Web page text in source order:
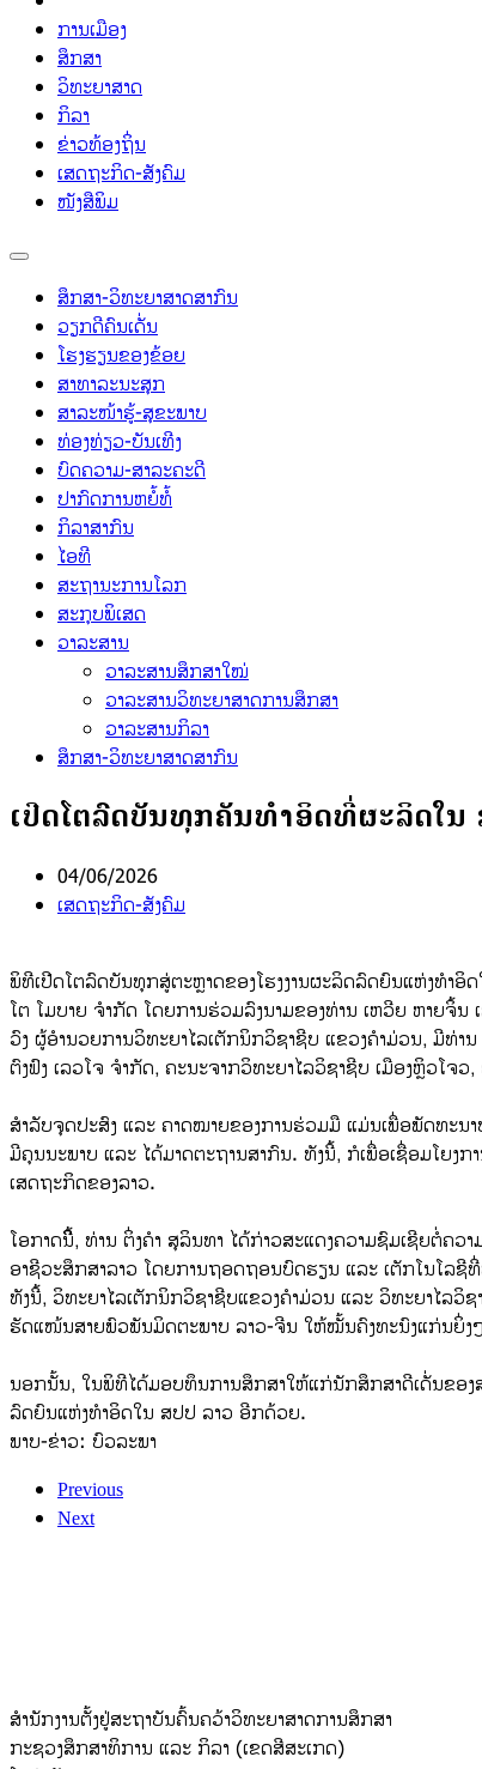
ການເມືອງ
ສຶກສາ
ວິທະຍາສາດ
ກິລາ
ຂ່າວທ້ອງຖິ່ນ
ເສດຖະກິດ-ສັງຄົມ
ໜັງສືພິມ
ສຶກສາ-ວິທະຍາສາດສາກົນ
ວຽກດີຄົນເດັ່ນ
ໂຮງຮຽນຂອງຂ້ອຍ
ສາທາລະນະສຸກ
ສາລະໜ້າຮູ້-ສຸຂະພາບ
ທ່ອງທ່ຽວ-ບັນເທີງ
ບົດຄວາມ-ສາລະຄະດີ
ປາກົດການຫຍໍ້ທໍ້
ກິລາສາກົນ
ໄອທີ
ສະຖານະການໂລກ
ສະກຸບພິເສດ
ວາລະສານ
ວາລະສານສຶກສາໃໝ່
ວາລະສານວິທະຍາສາດການສຶກສາ
ວາລະສານກິລາ
ສຶກສາ-ວິທະຍາສາດສາກົນ
ເປີດໂຕລົດບັນທຸກຄັນທໍາອິດທີ່ຜະລິດໃນ
04/06/2026
ເສດຖະກິດ-ສັງຄົມ
ພິທີເປີດໂຕລົດບັນທຸກສູ່ຕະຫຼາດຂອງໂຮງງານຜະລິດລົດຍົນແຫ່ງທໍາ
ໂຕ ໂມບາຍ ຈໍາກັດ ໂດຍການຮ່ວມລົງນາມຂອງທ່ານ ເຫວີຍ ຫາຍຈິ້
ວົງ ຜູ້ອໍານວຍການວິທະຍາໄລເຕັກນິກວິຊາຊີບ ແຂວງຄໍາມ່ວນ, ມີທ່
ຕົງຟົງ ເລວໂຈ ຈໍາກັດ, ຄະນະຈາກວິທະຍາໄລວິຊາຊີບ ເມືອງຫຼິວໂ
ສໍາລັບຈຸດປະສົງ ແລະ ຄາດໝາຍຂອງການຮ່ວມມື ແມ່ນເພື່ອພັດທະ
ມີຄຸນນະພາບ ແລະ ໄດ້ມາດຕະຖານສາກົນ. ທັງນີ້, ກໍເພື່ອເຊື່ອມໂຍ
ເສດຖະກິດຂອງລາວ.
ໂອກາດນີ້ິ, ທ່ານ ຕິ່ງຄຳ ສຸລິນທາ ໄດ້ກ່າວສະແດງຄວາມຊົມເຊີຍຕໍ່ຄ
ອາຊີວະສຶກສາລາວ ໂດຍການຖອດຖອນບົດຮຽນ ແລະ ເຕັກໂນໂລ
ທັງນີ້, ວິທະຍາໄລເຕັກນິກວິຊາຊີບແຂວງຄຳມ່ວນ ແລະ ວິທະຍາໄລວິ
ຮັດແໜ້ນສາຍພົວພັນມິດຕະພາບ ລາວ-ຈີນ ໃຫ້ໝັ້ນຄົງທະນົງແກ່ນຍິ່ງ
ນອກນັ້ນ, ໃນພິທີໄດ້ມອບທຶນການສຶກສາໃຫ້ແກ່ນັກສຶກສາດີເດັ່ນຂອງ
ລົດຍົນແຫ່ງທໍາອິດໃນ ສປປ ລາວ ອີກດ້ວຍ.
ພາບ-ຂ່າວ: ບົວລະພາ
Previous
Next
ສຳນັກງານຕັ້ງຢູ່ສະຖາບັນຄົ້ນຄວ້າວິທະຍາສາດການສຶກສາ
ກະຊວງສຶກສາທິການ ແລະ ກິລາ (ເຂດສີສະເກດ)